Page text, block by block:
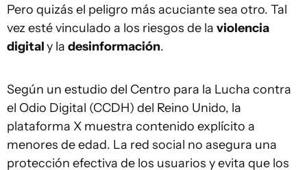
Pero quizás el peligro más acuciante sea otro. Tal
vez esté vinculado a los riesgos de la violencia
digitaly la desinformación.
Según un estudio del Centro para la Lucha contra
el Odio Digital (CCDH) del Reino Unido, la
plataforma X muestra contenido explícito a
menores de edad. La red social no asegura una
protección efectiva de los usuarios y evita que los